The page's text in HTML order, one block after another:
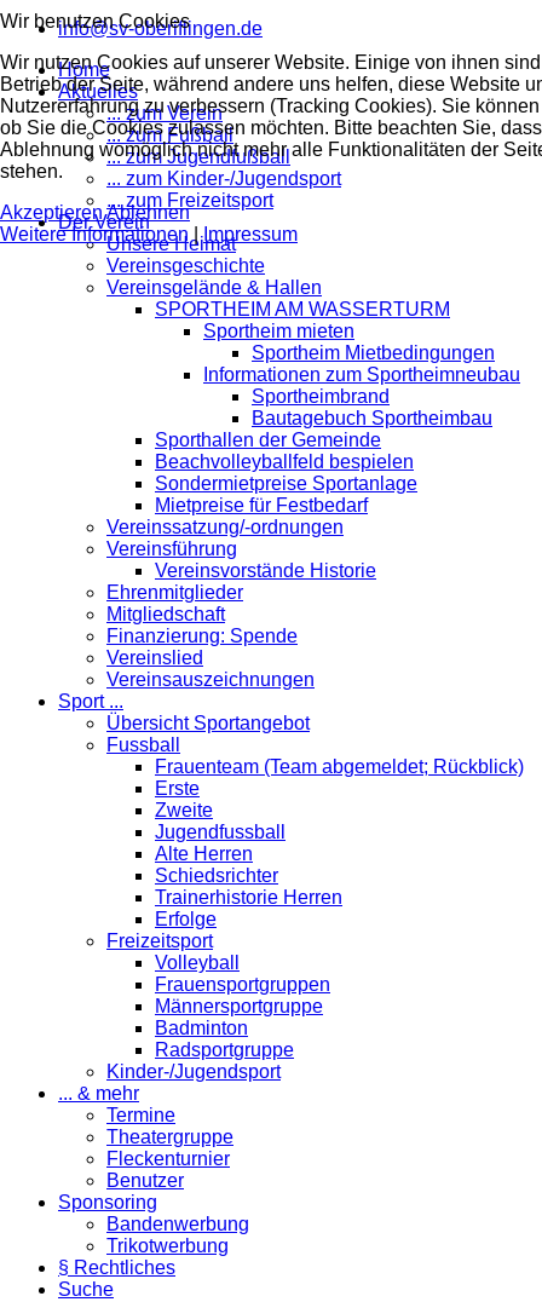
info@sv-oberiflingen.de
Home
Aktuelles
... zum Verein
... zum Fußball
... zum Jugendfußball
... zum Kinder-/Jugendsport
... zum Freizeitsport
Der Verein
Unsere Heimat
Vereinsgeschichte
Vereinsgelände & Hallen
SPORTHEIM AM WASSERTURM
Sportheim mieten
Sportheim Mietbedingungen
Informationen zum Sportheimneubau
Sportheimbrand
Bautagebuch Sportheimbau
Sporthallen der Gemeinde
Beachvolleyballfeld bespielen
Sondermietpreise Sportanlage
Mietpreise für Festbedarf
Vereinssatzung/-ordnungen
Vereinsführung
Vereinsvorstände Historie
Ehrenmitglieder
Mitgliedschaft
Finanzierung: Spende
Vereinslied
Vereinsauszeichnungen
Sport ...
Übersicht Sportangebot
Fussball
Frauenteam (Team abgemeldet; Rückblick)
Erste
Zweite
Jugendfussball
Alte Herren
Schiedsrichter
Trainerhistorie Herren
Erfolge
Freizeitsport
Volleyball
Frauensportgruppen
Männersportgruppe
Badminton
Radsportgruppe
Kinder-/Jugendsport
... & mehr
Termine
Theatergruppe
Fleckenturnier
Benutzer
Sponsoring
Bandenwerbung
Trikotwerbung
§ Rechtliches
Suche
Wir benutzen Cookies
Wir nutzen Cookies auf unserer Website. Einige von ihnen
Betrieb der Seite, während andere uns helfen, diese Website
Nutzererfahrung zu verbessern (Tracking Cookies). Sie
ob Sie die Cookies zulassen möchten. Bitte beachten Sie,
Ablehnung womöglich nicht mehr alle Funktionalitäten der
stehen.
Akzeptieren Ablehnen
Weitere Informationen | Impressum